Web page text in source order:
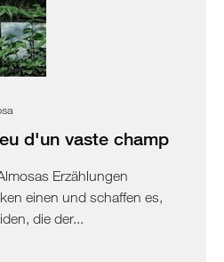
d'un vaste champ
Erzählungen
einen und schaffen es,
die der...